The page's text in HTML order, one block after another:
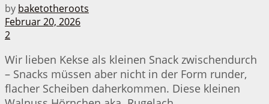
by baketotheroots
Februar 20, 2026
2
Wir lieben Kekse als kleinen Snack zwischendurch
– Snacks müssen aber nicht in der Form runder,
flacher Scheiben daherkommen. Diese kleinen